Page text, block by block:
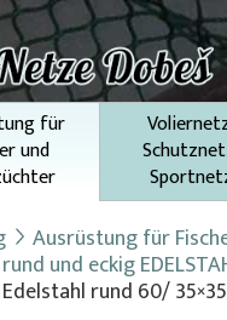
für
und
Ausrüstung für
und eckig
rund 60/